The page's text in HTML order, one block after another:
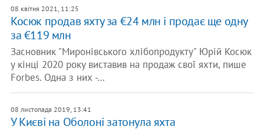
08 квітня 2021, 11:25
Косюк продав яхту за €24 млн і продає ще одну
за €119 млн
Засновник "Миронівського хлібопродукту" Юрій Косюк
у кінці 2020 року виставив на продаж свої яхти, пише
Forbes. Одна з них -…
08 листопада 2019, 13:41
У Києві на Оболоні затонула яхта